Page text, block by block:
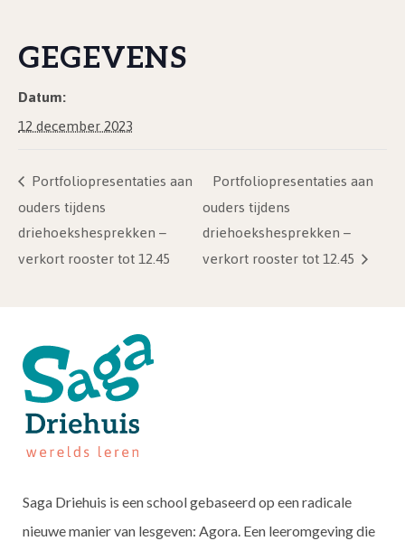
GEGEVENS
Datum:
12 december 2023
Portfoliopresentaties aan
ouders tijdens
driehoekshesprekken –
verkort rooster tot 12.45
Portfoliopresentaties aan
ouders tijdens
driehoekshesprekken –
verkort rooster tot 12.45
Saga Driehuis is een school gebaseerd op een radicale
nieuwe manier van lesgeven: Agora. Een leeromgeving die